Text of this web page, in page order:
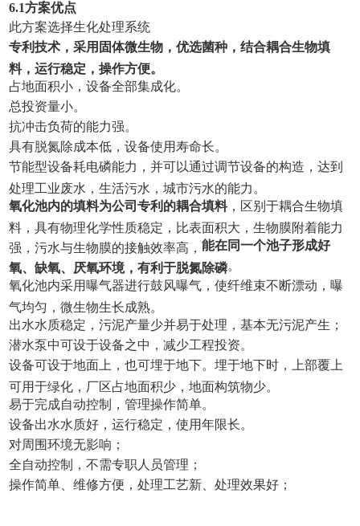
6.1方案优点
此方案选择生化处理系统
专利技术，采用固体微生物，优选菌种，结合耦合生物填
料，运行稳定，操作方便。
占地面积小，设备全部集成化。
总投资量小。
抗冲击负荷的能力强。
具有脱氮除成本低，设备使用寿命长。
节能型设备耗电磷能力，并可以通过调节设备的构造，达到
处理工业废水，生活污水，城市污水的能力。
氧化池内的填料为公司专利 的耦合填料，区别于耦合生物填
料，具有物理化学性质稳定，比表面积大，生物膜附着能力
强，污水与生物膜的接触效率高，能在同一个池子形成好
氧、缺氧、厌氧环境，有利于脱氮除磷。
氧化池内采用曝气器进行鼓风曝气，使纤维束不断漂动，曝
气均匀，微生物生长成熟。
出水水质稳定，污泥产量少并易于处理，基本无污泥产生；
潜水泵中可设于设备之中，减少工程投资。
设备可设于地面上，也可埋于地下。埋于地下时，上部覆上
可用于绿化，厂区占地面积少，地面构筑物少。
易于完成自动控制，管理操作简单。
设备出水水质好，运行稳定，使用年限长。
对周围环境无影响；
全自动控制，不需专职人员管理；
操作简单、维修方便，处理工艺新、处理效果好；